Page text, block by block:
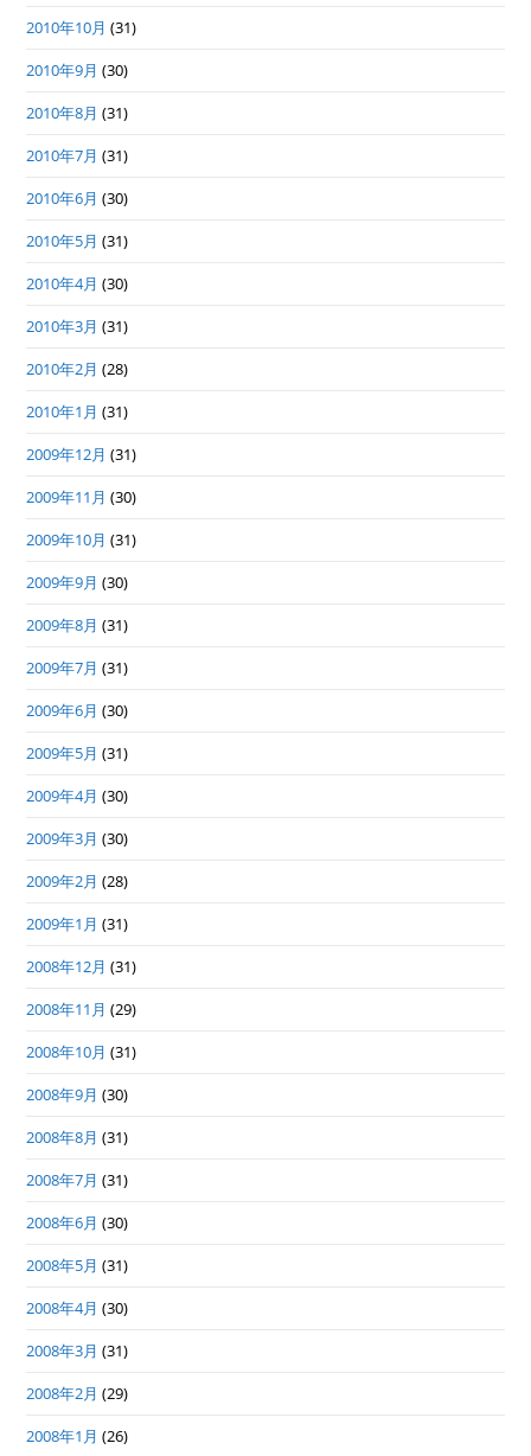
2010年10月 (31)
2010年9月 (30)
2010年8月 (31)
2010年7月 (31)
2010年6月 (30)
2010年5月 (31)
2010年4月 (30)
2010年3月 (31)
2010年2月 (28)
2010年1月 (31)
2009年12月 (31)
2009年11月 (30)
2009年10月 (31)
2009年9月 (30)
2009年8月 (31)
2009年7月 (31)
2009年6月 (30)
2009年5月 (31)
2009年4月 (30)
2009年3月 (30)
2009年2月 (28)
2009年1月 (31)
2008年12月 (31)
2008年11月 (29)
2008年10月 (31)
2008年9月 (30)
2008年8月 (31)
2008年7月 (31)
2008年6月 (30)
2008年5月 (31)
2008年4月 (30)
2008年3月 (31)
2008年2月 (29)
2008年1月 (26)